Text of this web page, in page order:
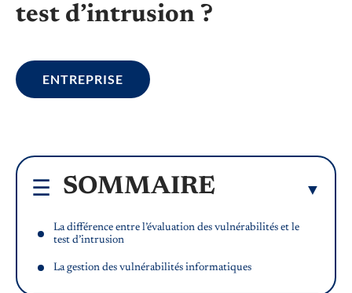
test d’intrusion ?
ENTREPRISE
SOMMAIRE
La différence entre l’évaluation des vulnérabilités et le
test d’intrusion
La gestion des vulnérabilités informatiques